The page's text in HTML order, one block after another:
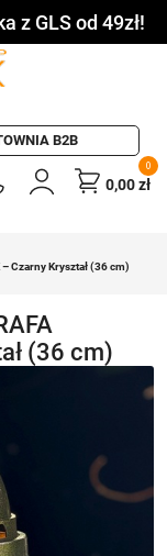
z GLS od 49zł!
B2B
0
0,00zł
Czarny Kryształ (36 cm)
(36 cm)